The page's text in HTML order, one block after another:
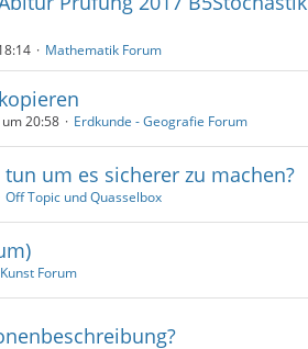
Mathematik Forum
20:58 Erdkunde - Geografie Forum
um es sicherer zu machen?
Off Topic und Quasselbox
Kunst Forum